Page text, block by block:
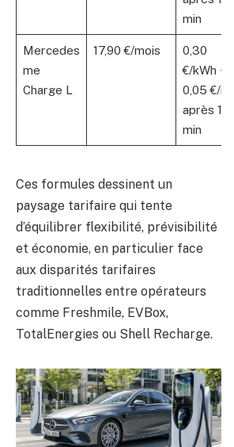
min
Mercedes
me
Charge L
17,90 €/mois
0,30
€/kWh +
0,05 €/min
après 180
min
Ces formules dessinent un
paysage tarifaire qui tente
d’équilibrer flexibilité, prévisibilité
et économie, en particulier face
aux disparités tarifaires
traditionnelles entre opérateurs
comme Freshmile, EVBox,
TotalEnergies ou Shell Recharge.